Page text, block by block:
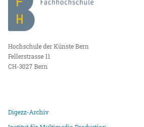
Hochschule der Künste Bern
Fellerstrasse 11
CH-3027 Bern
Digezz-Archiv